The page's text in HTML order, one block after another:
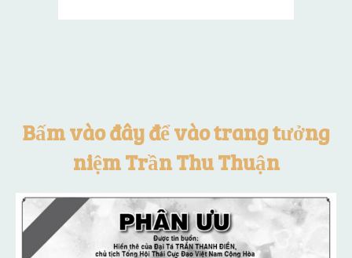
Bấm vào đây để vào trang tưởng
niệm Trần Thu Thuận